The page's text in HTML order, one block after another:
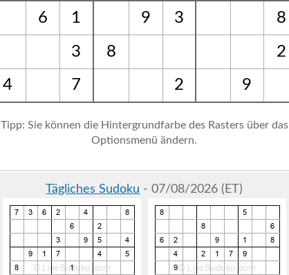
6 1 9 3 8
3 8
2
4
7 2 9
Tipp: Sie können die Hintergrundfarbe des Rasters über das
Optionsmenü ändern.
Tägliches Sudoku - 07/08/2026 (ET)